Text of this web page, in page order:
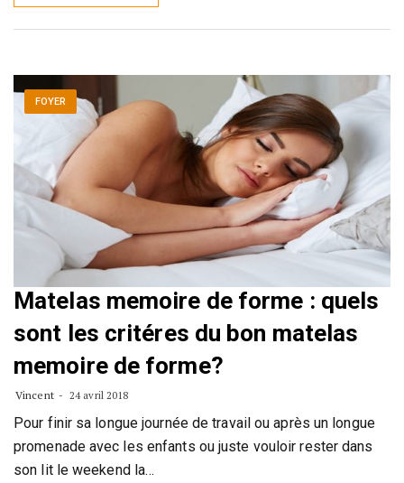
FOYER
Matelas memoire de forme : quels
sont les critéres du bon matelas
memoire de forme?
Vincent 24 avril 2018
Pour finir sa longue journée de travail ou après un longue
promenade avec les enfants ou juste vouloir rester dans
son lit le weekend la…